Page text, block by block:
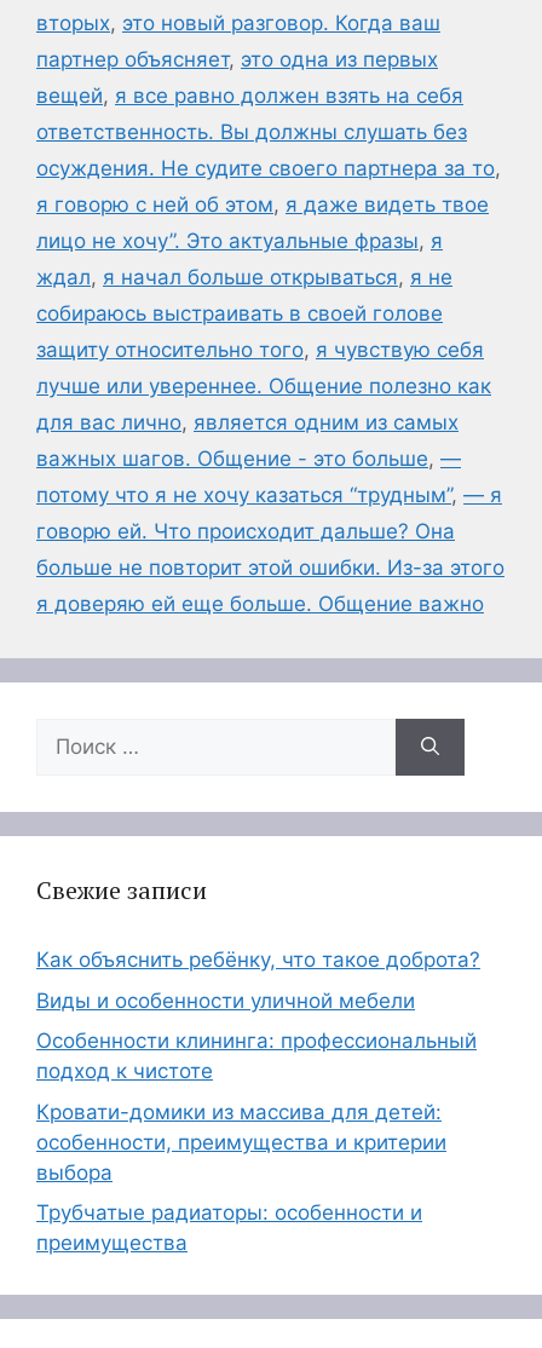
вторых, это новый разговор. Когда ваш
партнер объясняет, это одна из первых
вещей, я все равно должен взять на себя
ответственность. Вы должны слушать без
осуждения. Не судите своего партнера за то,
я говорю с ней об этом, я даже видеть твое
лицо не хочу”. Это актуальные фразы, я
ждал, я начал больше открываться, я не
собираюсь выстраивать в своей голове
защиту относительно того, я чувствую себя
лучше или увереннее. Общение полезно как
для вас лично, является одним из самых
важных шагов. Общение - это больше, —
потому что я не хочу казаться “трудным”, — я
говорю ей. Что происходит дальше? Она
больше не повторит этой ошибки. Из-за этого
я доверяю ей еще больше. Общение важно
Поиск:
Свежие записи
Как объяснить ребёнку, что такое доброта?
Виды и особенности уличной мебели
Особенности клининга: профессиональный
подход к чистоте
Кровати-домики из массива для детей:
особенности, преимущества и критерии
выбора
Трубчатые радиаторы: особенности и
преимущества